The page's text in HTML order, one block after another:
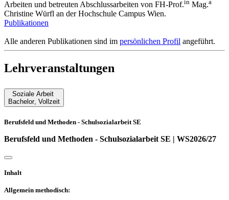
Arbeiten und betreuten Abschlussarbeiten von FH-Prof.in Mag.a
Christine Würfl an der Hochschule Campus Wien.
Publikationen
Alle anderen Publikationen sind im persönlichen Profil angeführt.
Lehrveranstaltungen
Soziale Arbeit
Bachelor, Vollzeit
Berufsfeld und Methoden - Schulsozialarbeit SE
Berufsfeld und Methoden - Schulsozialarbeit SE | WS2026/27
Inhalt
Allgemein methodisch: